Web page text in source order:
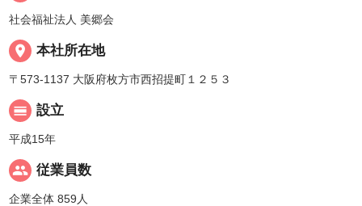
社会福祉法人 美郷会
place 本社所在地
〒573-1137 大阪府枚方市西招提町１２５３
calendar_view_day 設立
平成15年
people 従業員数
企業全体 859人